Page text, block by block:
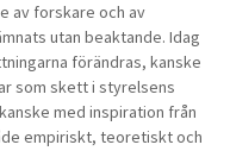
av forskare och av
utan beaktande. Idag
förändras, kanske
som skett i styrelsens
med inspiration från
empiriskt, teoretiskt och